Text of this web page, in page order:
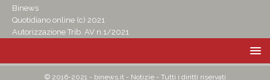
Binews
Quotidiano online (c) 2021
Autorizzazione Trib. AV n.1/2021
© 2016-2021 - binews.it - Notizie - Tutti i diritti riservati